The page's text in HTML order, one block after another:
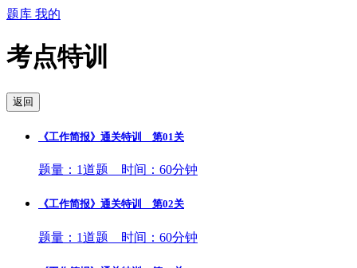
题库 我的
考点特训
返回
《工作简报》通关特训 第01关
题量：1道题 时间：60分钟
《工作简报》通关特训 第02关
题量：1道题 时间：60分钟